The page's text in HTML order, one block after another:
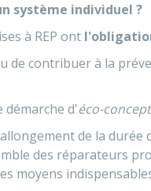
système individuel ?
à REP ont
de contribuer à la
démarche d'éco-
de la durée
des réparateurs
moyens